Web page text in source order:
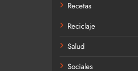
Recetas
Reciclaje
Salud
Sociales